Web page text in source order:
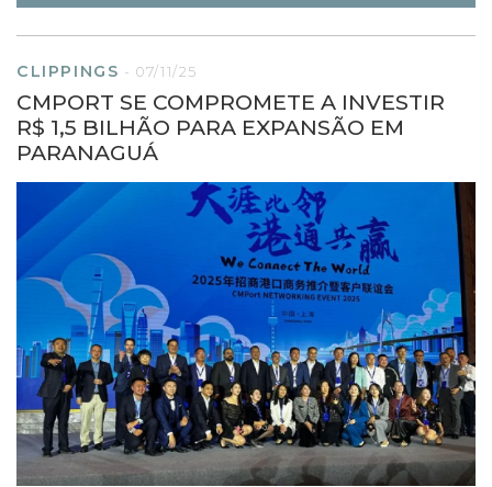
CLIPPINGS -07/11/25
CMPORT SE COMPROMETE A INVESTIR
R$ 1,5 BILHÃO PARA EXPANSÃO EM
PARANAGUÁ